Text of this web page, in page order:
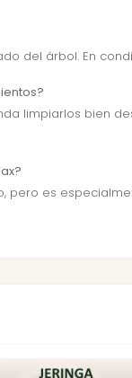
del árbol. En
limpiarlos bien
pero es